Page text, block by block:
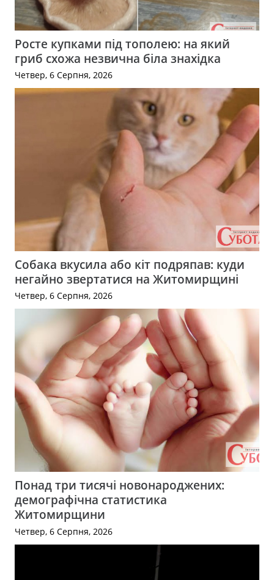
Росте купками під тополею: на який
гриб схожа незвична біла знахідка
Четвер, 6 Серпня, 2026
Собака вкусила або кіт подряпав: куди
негайно звертатися на Житомирщині
Четвер, 6 Серпня, 2026
Понад три тисячі новонароджених:
демографічна статистика
Житомирщини
Четвер, 6 Серпня, 2026